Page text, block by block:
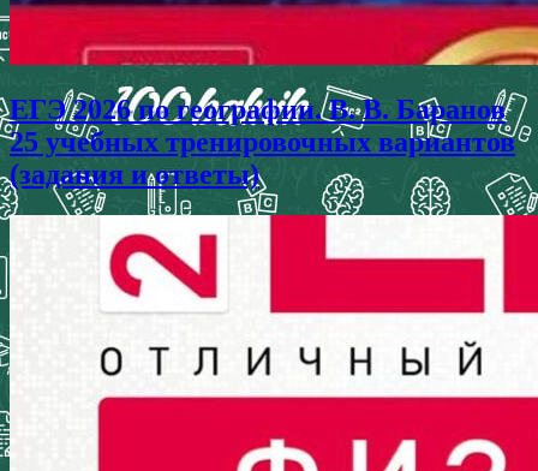
ЕГЭ 2026 по географии. В. В. Баранов
25 учебных тренировочных вариантов
(задания и ответы)